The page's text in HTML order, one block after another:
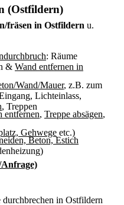
(Ostfildern)
fräsen in Ostfildern u.
: Räume
& Wand entfernen in
Wand/Mauer, z.B. zum
Lichteinlass,
, Treppen
entfernen, Treppe absägen,
Gehwege etc.)
Beton, Estich
Anfrage)